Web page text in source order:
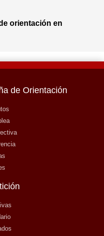
orientación en
de Orientación